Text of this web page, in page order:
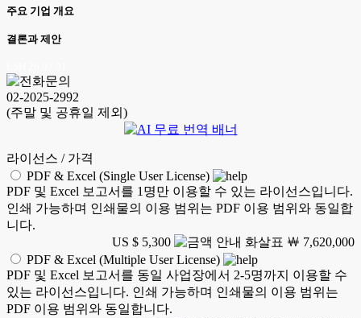
주요 기업 개요
결론과 제안
02-2025-2992
(주말 및 공휴일 제외)
라이선스 / 가격
PDF & Excel (Single User License)
PDF 및 Excel 보고서를 1명만 이용할 수 있는 라이선스입니다.
인쇄 가능하며 인쇄물의 이용 범위는 PDF 이용 범위와 동일합
니다.
US $ 5,300
￦ 7,620,000
PDF & Excel (Multiple User License)
PDF 및 Excel 보고서를 동일 사업장에서 2-5명까지 이용할 수
있는 라이선스입니다. 인쇄 가능하며 인쇄물의 이용 범위는
PDF 이용 범위와 동일합니다.